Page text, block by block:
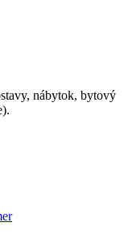
nábytok, bytový